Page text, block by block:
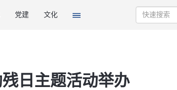
党建 文化
日主题活动举办